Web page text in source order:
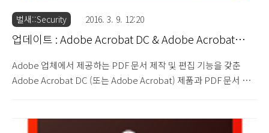
벌새::Security 2016. 3. 9. 12:20
업데이트 : Adobe Acrobat DC & Adobe Acrobat
Adobe 업체에서 제공하는 PDF 문서 제작 및 편집 기능을 갖춘
Adobe Acrobat DC (또는 Adobe Acrobat) 제품과 PDF 문서 뷰